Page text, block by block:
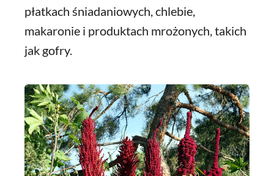
płatkach śniadaniowych, chlebie,
makaronie i produktach mrożonych, takich
jak gofry.